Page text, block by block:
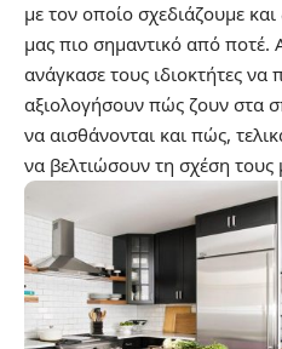
με τον οποίο σχεδιάζουμε
μας πιο σημαντικό από ποτέ.
ανάγκασε τους ιδιοκτήτες να
αξιολογήσουν πώς ζουν στα
να αισθάνονται και πώς,
να βελτιώσουν τη σχέση τους